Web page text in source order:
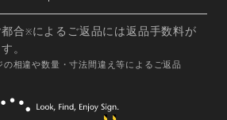
合※によるご返品には返品手数料が
。
相違や数量・寸法間違え等によるご返品